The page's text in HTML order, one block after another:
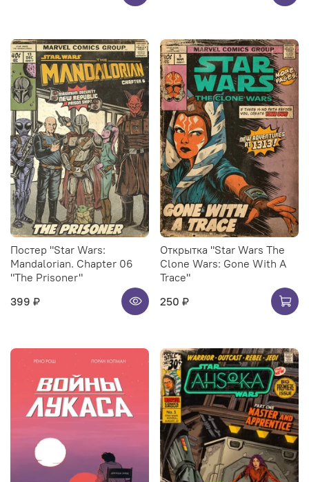
Постер "Star Wars:
Mandalorian. Chapter 06
"The Prisoner"
399 ₽
Открытка "Star Wars The
Clone Wars: Gone With A
Trace"
250 ₽